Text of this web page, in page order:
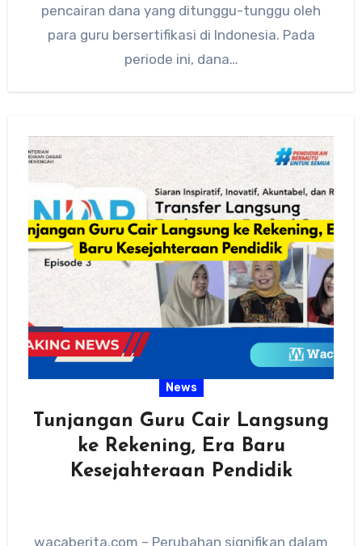
pencairan dana yang ditunggu-tunggu oleh
para guru bersertifikasi di Indonesia. Pada
periode ini, dana…
News
Tunjangan Guru Cair Langsung
ke Rekening, Era Baru
Kesejahteraan Pendidik
wacaberita.com – Perubahan signifikan dalam